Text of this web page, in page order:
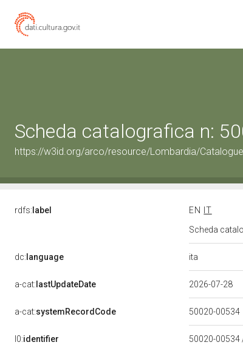
Scheda catalografica n:
https://w3id.org/arco/resource/Lombardia/
rdfs: label EN
IT
Scheda
dc: language ita
a-cat: lastUpdateDate 2026-07-28
a-cat:systemRecordCode 50020-00534
l0:identifier 50020-00534